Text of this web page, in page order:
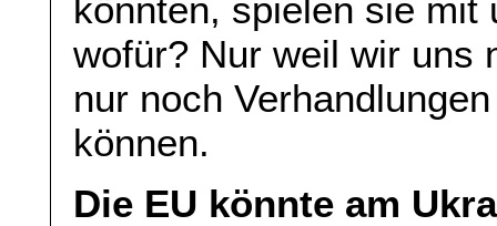
könnten, spielen sie mit
wofür? Nur weil wir uns
nur noch
können.
Die EU könnte am